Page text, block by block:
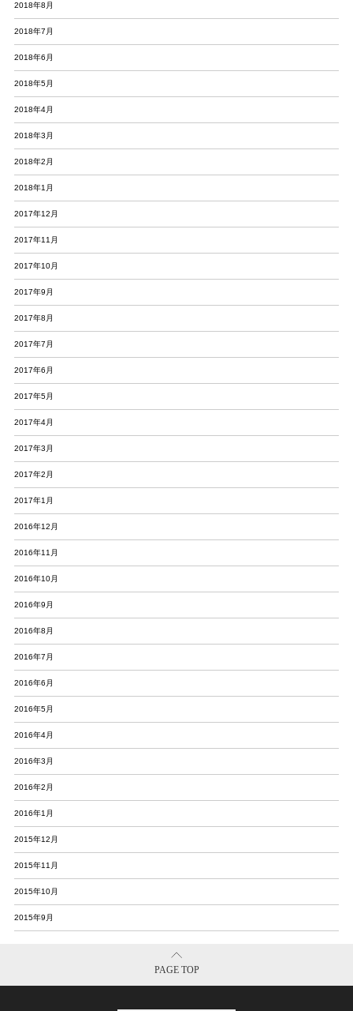
2018年8月
2018年7月
2018年6月
2018年5月
2018年4月
2018年3月
2018年2月
2018年1月
2017年12月
2017年11月
2017年10月
2017年9月
2017年8月
2017年7月
2017年6月
2017年5月
2017年4月
2017年3月
2017年2月
2017年1月
2016年12月
2016年11月
2016年10月
2016年9月
2016年8月
2016年7月
2016年6月
2016年5月
2016年4月
2016年3月
2016年2月
2016年1月
2015年12月
2015年11月
2015年10月
2015年9月
PAGE TOP